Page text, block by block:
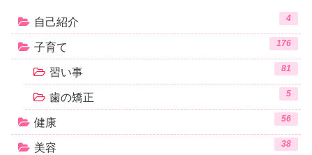
自己紹介 4
子育て 176
習い事 81
歯の矯正 5
健康 56
美容 38